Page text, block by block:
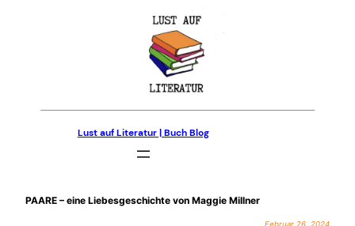
Lust auf Literatur | Buch Blog
PAARE – eine Liebesgeschichte von Maggie Millner